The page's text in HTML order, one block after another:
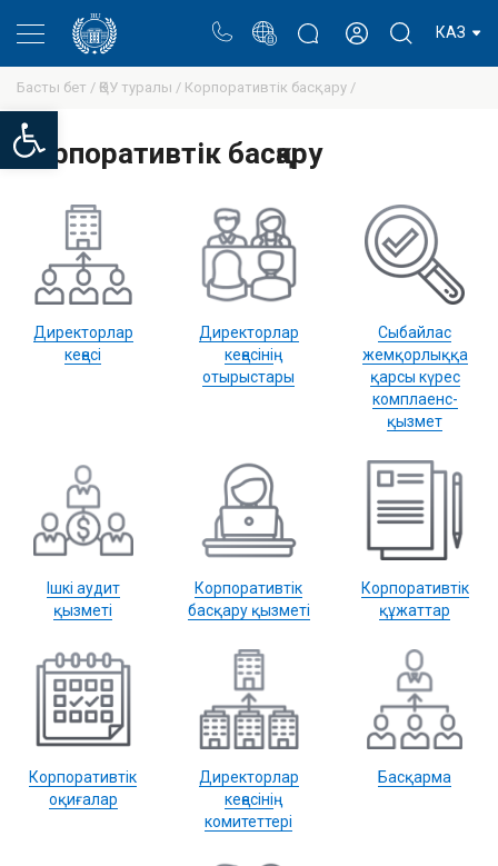
Open toolbar
КАЗ
Басты бет / ҚӨУ туралы / Корпоративтік басқару /
Корпоративтік басқару
Директорлар
кеңесі
Директорлар
кеңесінің
отырыстары
Сыбайлас
жемқорлыққа
қарсы күрес
комплаенс-
қызмет
Ішкі аудит
қызметі
Корпоративтік
басқару қызметі
Корпоративтік
құжаттар
Корпоративтік
оқиғалар
Директорлар
кеңесінің
комитеттері
Басқарма